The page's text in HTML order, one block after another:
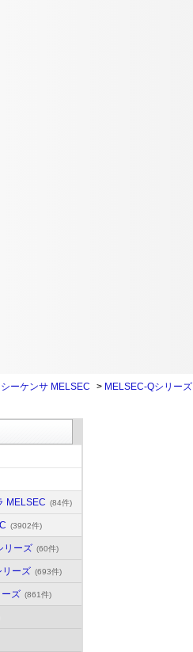
シーケンサ MELSEC > MELSEC-Qシリーズ
MELSEC (84件)
(3902件)
リーズ (60件)
リーズ (693件)
ズ (861件)